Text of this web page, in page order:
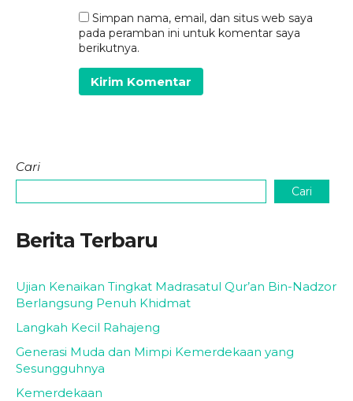
Simpan nama, email, dan situs web saya
pada peramban ini untuk komentar saya
berikutnya.
Cari
Cari
Berita Terbaru
Ujian Kenaikan Tingkat Madrasatul Qur’an Bin-Nadzor
Berlangsung Penuh Khidmat
Langkah Kecil Rahajeng
Generasi Muda dan Mimpi Kemerdekaan yang
Sesungguhnya
Kemerdekaan